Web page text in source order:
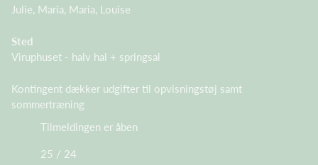
Julie, Maria, Maria, Louise
Sted
Viruphuset - halv hal + springsal
Kontingent dækker udgifter til opvisningstøj samt
sommertræning
Tilmeldingen er åben
25 / 24